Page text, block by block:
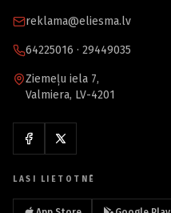
reklama@eliesma.lv
64225016 · 29449035
Ziemeļu iela 7,
Valmiera, LV-4201
LASI LIETOTNĒ